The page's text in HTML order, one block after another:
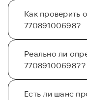
Как проверить
77089100698?
Реально ли
77089100698??
Есть ли шанс